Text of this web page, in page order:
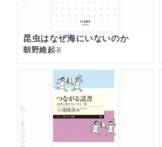
昆虫はなぜ海にいないのか
朝野維起著
ちくまプリマー新書